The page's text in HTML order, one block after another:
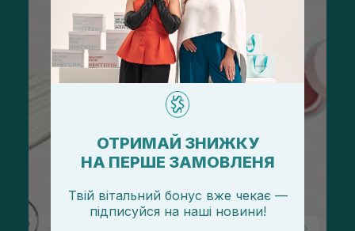
ОТРИМАЙ ЗНИЖКУ
НА ПЕРШЕ ЗАМОВЛЕНЯ
Твій вітальний бонус вже чекає —
підписуйся на наші новини!